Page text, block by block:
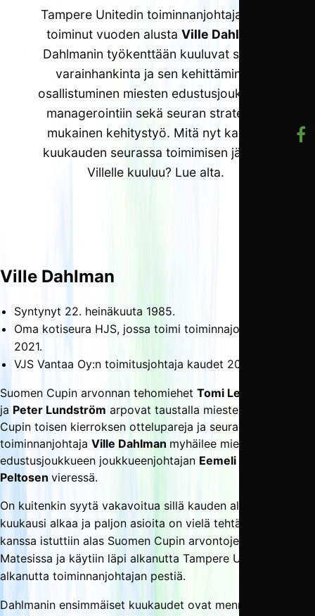
Tampere Unitedin toiminnanjohtajana on
toiminut vuoden alusta Ville Dahlman
Dahlmanin työkenttään kuuluvat seuran
varain­hankinta ja sen kehittäminen,
osallistuminen miesten edustus­joukkueen
managerointiin sekä seuran strategian
mukainen kehitystyö. Mitä nyt kahden
kuukauden seurassa toimimisen jälkeen
Villelle kuuluu? Lue alta.
Ville Dahlman
Syntynyt 22. heinäkuuta 1985.
Oma kotiseura HJS, jossa toimi toiminnajohtajana 2015–
2021.
VJS Vantaa Oy:n toimitusjohtaja kaudet 2022–2023.
Suomen Cupin arvonnan tehomiehet Tomi Leivo-Jokimäki
ja Peter Lundström arpovat taustalla miesten Suomen
Cupin toisen kierroksen ottelupareja ja seuran tuore
toiminnanjohtaja Ville Dahlman myhäilee miesten
edustusjoukkueen joukkueenjohtajan Eemeli
Peltosen vieressä.
On kuitenkin syytä vakavoitua sillä kauden alkuun on vain
kuukausi alkaa ja paljon asioita on vielä tehtävänä. Villen
kanssa istuttiin alas Suomen Cupin arvontojen jälkeen Old
Matesissa ja käytiin läpi alkanutta Tampere Unitedin
alkanutta toiminnanjohtajan pestiä.
Dahlmanin ensimmäiset kuukaudet ovat menneet